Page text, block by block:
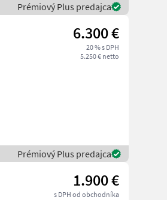
Prémiový Plus predajca
6.300 €
20 % s DPH
5.250 € netto
Prémiový Plus predajca
1.900 €
s DPH od obchodníka